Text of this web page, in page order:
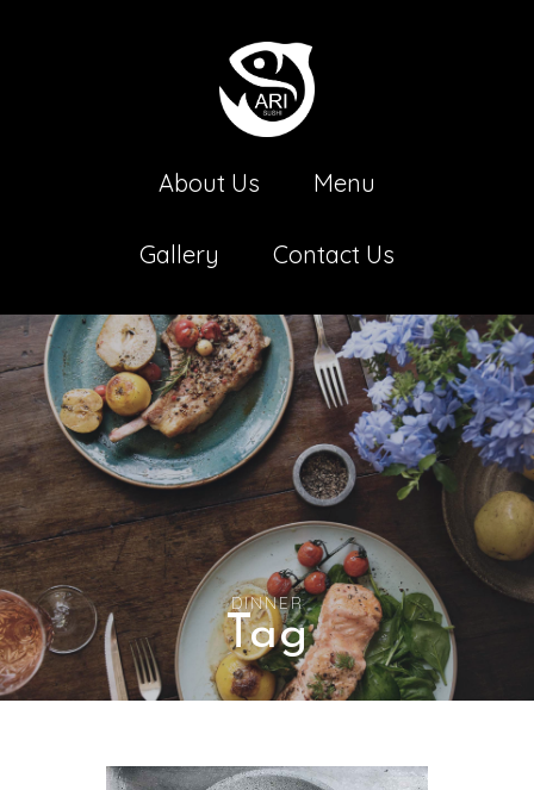
About Us Menu
Gallery Contact Us
DINNER
Tag